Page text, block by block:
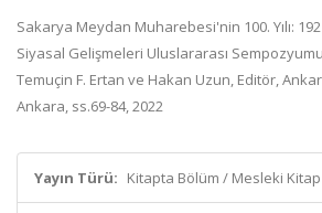
Sakarya Meydan Muharebesi'nin 100. Yılı:
Siyasal Gelişmeleri Uluslararası
Temuçin F. Ertan ve Hakan Uzun, Editör,
Ankara, ss.69-84, 2022
Yayın Türü: Kitapta Bölüm / Mesleki Kitap